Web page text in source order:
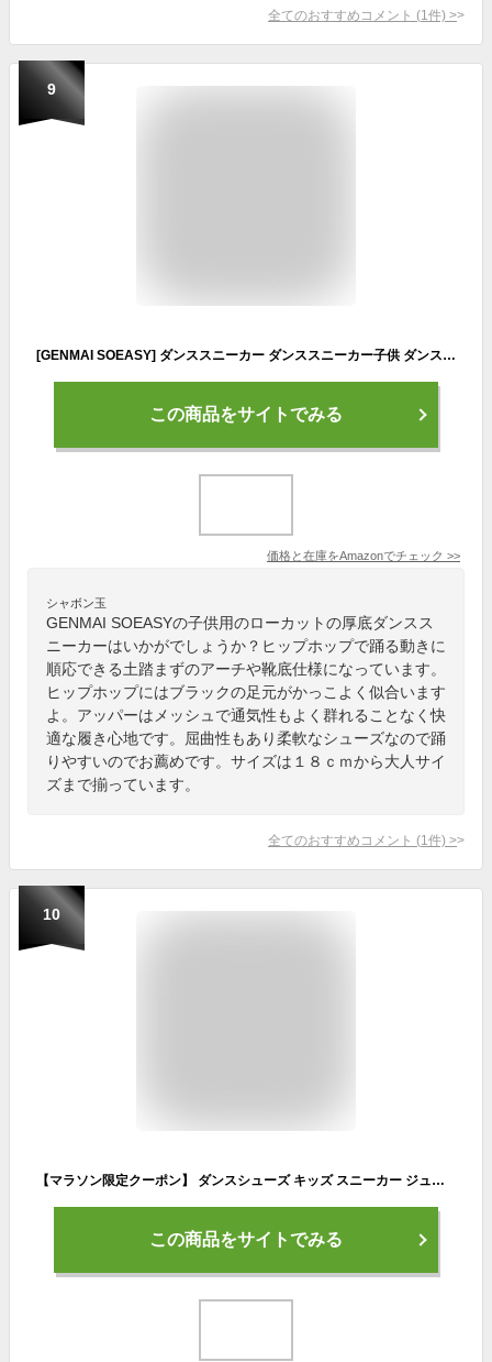
全てのおすすめコメント (1 件) >
9
[GENMAI SOEASY] ダンススニーカー ダンススニーカー子供 ダンススニーカーレディース 厚底スニーカー ダンスシューズ ジャズダンススニーカー スプリットソール チアリーディング レディース 通気性 ヒップホップ ジャズシューズ 社交ダンス メッシュ ローカット フィットネス ブラック柄1 30
この商品をサイトでみる
価格と在庫をAmazonでチェック >>
シャボン玉
GENMAI SOEASYの子供用のローカットの厚底ダンスス
ニーカーはいかがでしょうか？ヒップホップで踊る動きに
順応できる土踏まずのアーチや靴底仕様になっています。
ヒップホップにはブラックの足元がかっこよく似合います
よ。アッパーはメッシュで通気性もよく群れることなく快
適な履き心地です。屈曲性もあり柔軟なシューズなので踊
りやすいのでお薦めです。サイズは１８ｃｍから大人サイ
ズまで揃っています。
全てのおすすめコメント (1 件) >
10
【マラソン限定クーポン】 ダンスシューズ キッズ スニーカー ジュニア ハイカット 子供 ダンスシューズ 女の子 男の子 ガールズ ボーイズ 白 ホワイト 黒 ブラック ダンススニーカー カジュアルシューズ 靴 パークアベニュー PARK AVENUE PA-8132parka8132
この商品をサイトでみる